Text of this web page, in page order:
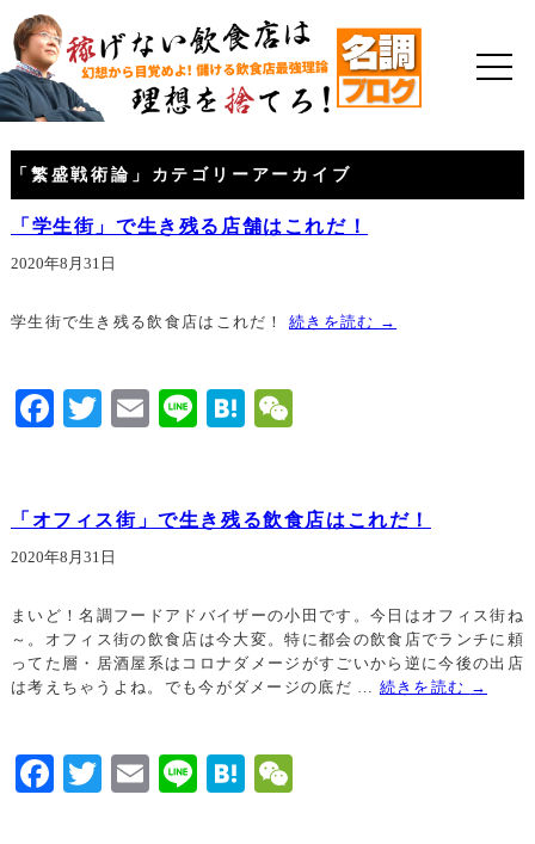
「 繁盛戦術論 」カテゴリーアーカイブ
「学生街」で生き残る店舗はこれだ！
2020年8月31日
学生街で生き残る飲食店はこれだ！続きを読む →
Facebook
TwitterEmailLineHatena
「オフィス街」で生き残る飲食店はこれだ！
2020年8月31日
まいど！名調フードアドバイザーの小田です。今日はオフィス街ね
～。オフィス街の飲食店は今大変。特に都会の飲食店でランチに頼
ってた層・居酒屋系はコロナダメージがすごいから逆に今後の出店
は考えちゃうよね。でも今がダメージの底だ … 続きを読む →
Facebook
TwitterEmailLineHatena